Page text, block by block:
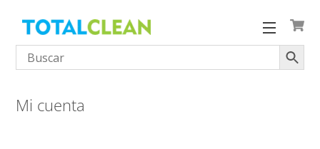
content
Menu
Mi cuenta